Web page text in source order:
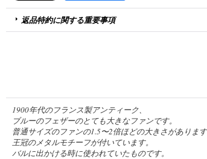
返品特約に関する重要事項
1900年代のフランス製アンティーク、
ブルーのフェザーのとても大きなファンです。
普通サイズのファンの1.5〜2倍ほどの大きさがあります
王冠のメタルモチーフが付いています。
バルに出かける時に使われていたものです。